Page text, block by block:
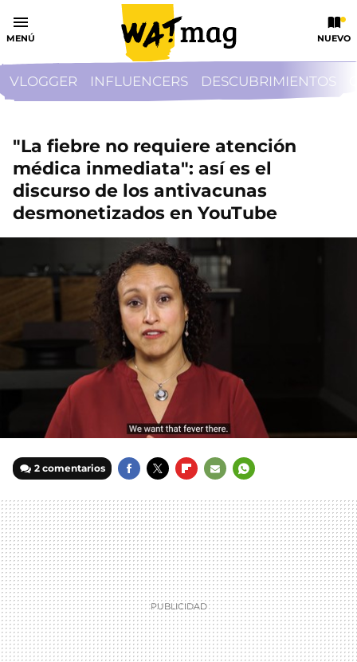
MENÚ NUEVO
VLOGGER INFLUENCERS DESCUBRIMIENTOS
"La fiebre no requiere atención
médica inmediata": así es el
discurso de los antivacunas
desmonetizados en YouTube
2 comentarios
MAIL